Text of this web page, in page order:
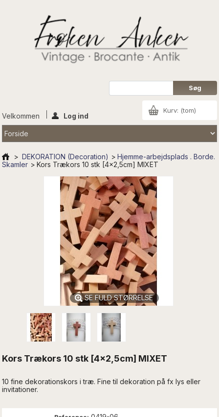
Kurv: (tom)
Velkommen Log ind
> DEKORATION (Decoration) > Hjemme-arbejdsplads . Borde.
Skamler > Kors Trækors 10 stk [4x2,5cm] MIXET
SE FULD STØRRELSE
Kors Trækors 10 stk [4x2,5cm] MIXET
10 fine dekorationskors i træ. Fine til dekoration på fx lys eller
invitationer.